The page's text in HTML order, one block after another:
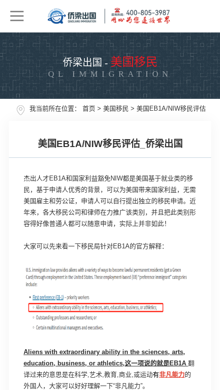
侨梁出国 -美国移民
QL IMMIGRATION
我当前所在位置： 首页> 美国移民 > 美国EB1A/NIW移民评估
美国EB1A/NIW移民评估_侨梁出国
杰出人才EB1A和国家利益豁免NIW都是美国基于就业类的移
民，基于申请人优秀的背景，可以为美国带来国家利益，无需
美国雇主和劳公证，申请人可以自行提出独立的移民申请。近
年来，各大移民公司和律师在力推广该类别，并且把此类别形
容得好像普通人都可以随意申请，实际上并非如此！
大家可以先来看一下移民局针对EB1A的官方解释：
Aliens with extraordinary ability in the sciences, arts,
education, business, or athletics,这一项说的就是EB1A 翻
译过来的意思是在科学,艺术,教育,商业,或运动有非凡能力的
外国人，大家可以好好理解一下“非凡能力”。